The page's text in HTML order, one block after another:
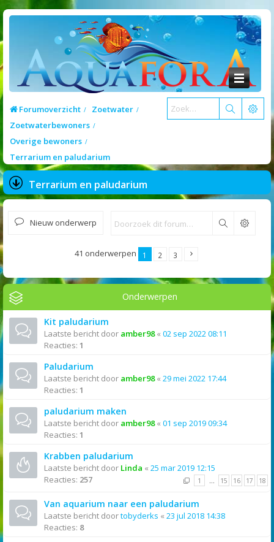
Forumoverzicht
Zoetwater
Zoetwaterbewoners
Overige bewoners
Terrarium en paludarium
Terrarium en paludarium
Nieuw onderwerp Zoek
41 onderwerpen 1 2 3
Onderwerpen
Kit paludarium
Laatste bericht door amber98« 02 sep 2022 08:11
Reacties: 1
Paludarium
Laatste bericht door amber98« 29 mei 2022 17:44
Reacties: 1
paludarium maken
Laatste bericht door amber98« 01 sep 2019 09:34
Reacties: 1
Krabben paludarium
Laatste bericht door Linda « 25 mar 2019 12:15
Reacties: 257 1 … 15 16 17 18
Van aquarium naar een paludarium
Laatste bericht doortobyderks « 23 jul 2018 14:38
Reacties: 8